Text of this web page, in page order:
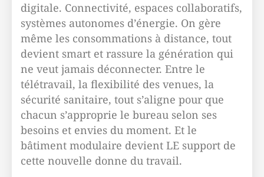
digitale. Connectivité, espaces collaboratifs,
systèmes autonomes d’énergie. On gère
même les consommations à distance, tout
devient smart et rassure la génération qui
ne veut jamais déconnecter. Entre le
télétravail, la flexibilité des venues, la
sécurité sanitaire, tout s’aligne pour que
chacun s’approprie le bureau selon ses
besoins et envies du moment. Et le
bâtiment modulaire devient LE support de
cette nouvelle donne du travail.